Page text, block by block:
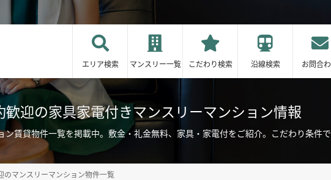
エリア検索 マンスリー一覧 こだわり検索 沿線検索 お問合
迎の家具家電付きマンスリーマンション情報
賃貸物件一覧を掲載中。敷金・礼金無料、家具・家電付をご紹介。こだわり条件
のマンスリーマンション物件一覧